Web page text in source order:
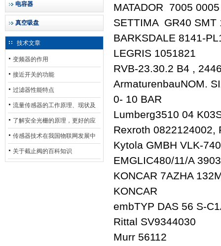
电容器
真空吸盘
技术文章
变频器的作用
接近开关的功能
过滤器性能特点
流量传感器的工作原理、现状及
其发展前景
了解安全光栅的原理，更好的应
用安全光栅
传感器技术在我国物联网发展中
的地位*
关于截止阀的百科知识
MATADOR 7005 0005
SETTIMA GR40 SMT
BARKSDALE 8141-
LEGRIS 1051821
RVB-23.30.2 B4 ,
ArmaturenbauNOM.
0- 10 BAR
Lumberg3510 04
Rexroth 0822124002,
Kytola GMBH VLK-
EMGLIC480/11/A
KONCAR 7AZHA
KONCAR
embTYP DAS 56 S-
Rittal SV9344030
Murr 56112